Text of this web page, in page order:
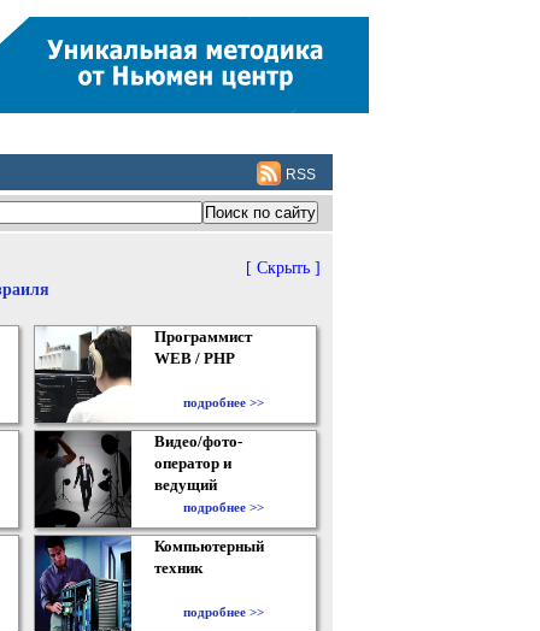
RSS
[ Скрыть ]
Программист
WEB / PHP
подробнее >>
Видео/фото-
оператор и
ведущий
подробнее >>
Компьютерный
техник
подробнее >>